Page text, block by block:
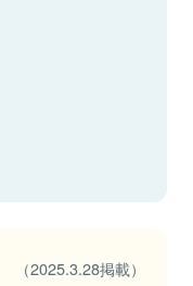
（2025.3.28掲載）